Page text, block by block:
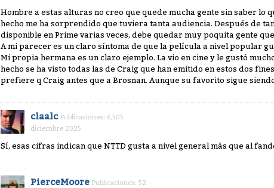
Hombre a estas alturas no creo que quede mucha gente sin saber lo
hecho me ha sorprendido que tuviera tanta audiencia. Después de
disponible en Prime varias veces, debe quedar muy poquita gente
A mi parecer es un claro síntoma de que la película a nivel popular
Mi propia hermana es un claro ejemplo. La vio en cine y le gustó
hecho se ha visto todas las de Craig que han emitido en estos dos
prefiere q Craig antes que a Brosnan. Aunque su favorito sigue
claalc Publicaciones: 6,505
diciembre 2025
Sí, esas cifras indican que NTTD gusta a nivel general más que al
PierceMoore Publicaciones: 52